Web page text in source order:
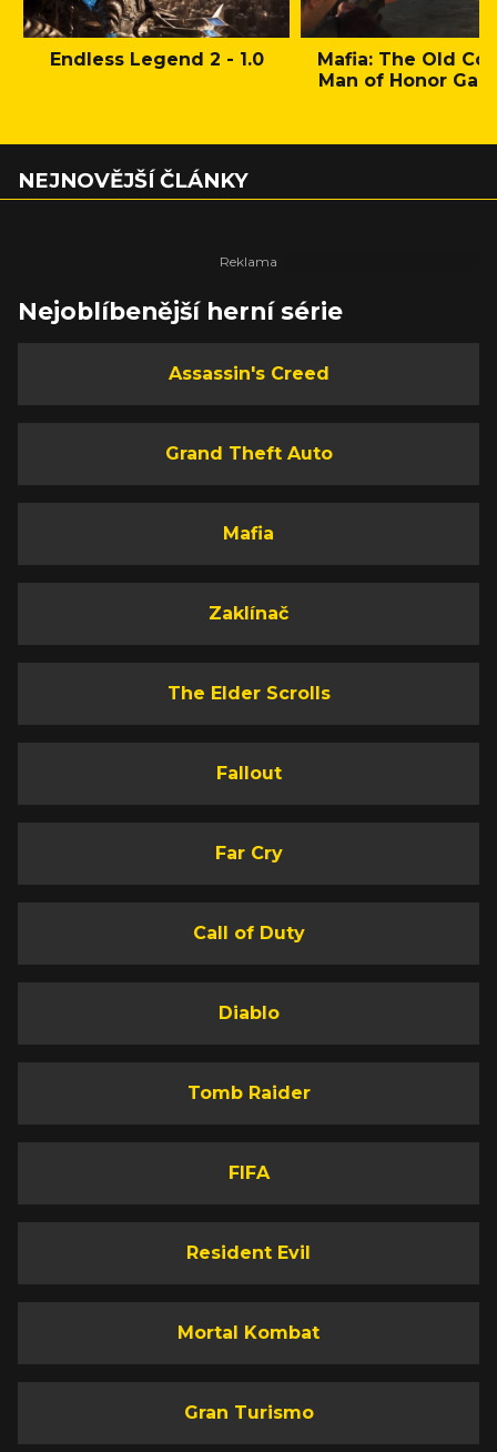
Endless Legend 2 - 1.0
Mafia: The Old
Man of Honor
NEJNOVĚJŠÍ ČLÁNKY
Nejoblíbenější herní série
Assassin's Creed
Grand Theft Auto
Mafia
Zaklínač
The Elder Scrolls
Fallout
Far Cry
Call of Duty
Diablo
Tomb Raider
FIFA
Resident Evil
Mortal Kombat
Gran Turismo